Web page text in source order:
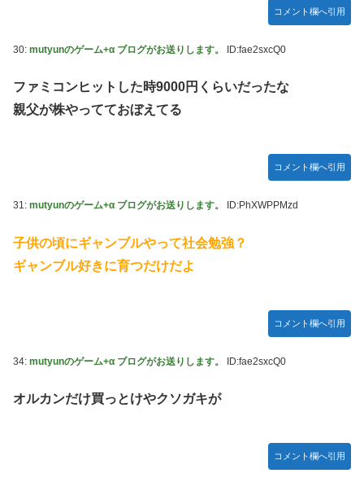
コメント欄へ引用
30: mutyunのゲーム+α ブログがお送りします。 ID:fae2sxcQ0
ファミコンヒットした時9000円くらいだったな
親父が株やってておぼえてる
コメント欄へ引用
31: mutyunのゲーム+α ブログがお送りします。 ID:PhXWPPMzd
子供の頃にギャンブルやって社会勉強？
ギャンブル好きに育つだけだよ
コメント欄へ引用
34: mutyunのゲーム+α ブログがお送りします。 ID:fae2sxcQ0
オルカンだけ買っとけやクソガキが
コメント欄へ引用